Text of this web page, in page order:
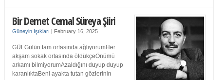
Bir Demet Cemal Süreya Şiiri
Güneyin Işıkları | February 16, 2025
GÜLGülün tam ortasında ağlıyorumHer
akşam sokak ortasında öldükçeÖnümü
arkamı bilmiyorumAzaldığını duyup duyup
karanlıktaBeni ayakta tutan gözlerinin